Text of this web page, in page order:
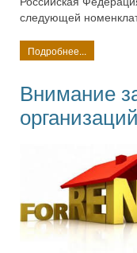
следующей
Подробнее...
Внимание